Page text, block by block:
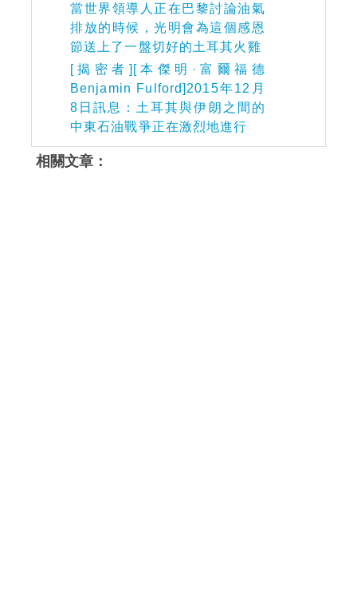
當世界領導人正在巴黎討論油氣
排放的時候，光明會為這個感恩
節送上了一盤切好的土耳其火雞
[揭密者][本傑明·富爾福德
Benjamin Fulford]2015年12月
8日訊息：土耳其與伊朗之間的
中東石油戰爭正在激烈地進行
相關文章：